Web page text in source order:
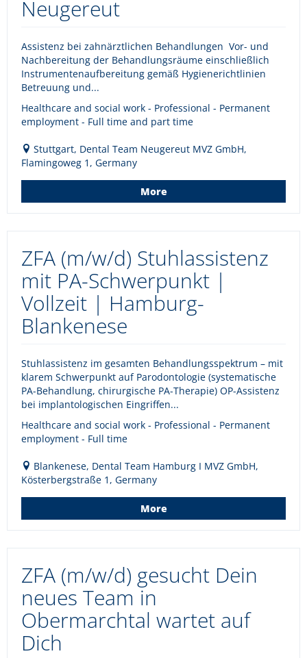
Neugereut
Assistenz bei zahnärztlichen Behandlungen Vor- und
Nachbereitung der Behandlungsräume einschließlich
Instrumentenaufbereitung gemäß Hygienerichtlinien
Betreuung und...
Healthcare and social work - Professional - Permanent
employment - Full time and part time
Stuttgart, Dental Team Neugereut MVZ GmbH,
Flamingoweg 1, Germany
More
ZFA (m/w/d) Stuhlassistenz
mit PA-Schwerpunkt |
Vollzeit | Hamburg-
Blankenese
Stuhlassistenz im gesamten Behandlungsspektrum – mit
klarem Schwerpunkt auf Parodontologie (systematische
PA-Behandlung, chirurgische PA-Therapie) OP-Assistenz
bei implantologischen Eingriffen...
Healthcare and social work - Professional - Permanent
employment - Full time
Blankenese, Dental Team Hamburg I MVZ GmbH,
Kösterbergstraße 1, Germany
More
ZFA (m/w/d) gesucht Dein
neues Team in
Obermarchtal wartet auf
Dich